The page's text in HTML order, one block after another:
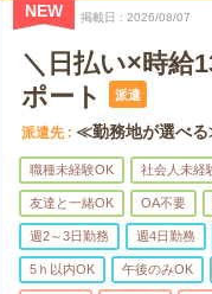
NEW 掲載日 2026/08/07
＼日払い×時給
ポート
派遣
派遣先 ≪勤務地が選べる
職種未経験OK 社会人未経
友達と一緒OK OA不要
週2～3日勤務 週4日勤務
5ｈ以内OK 午後のみOK